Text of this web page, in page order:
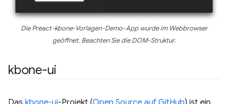
Die Preact-kbone-Vorlagen-Demo-App wurde im Webbrowser
geöffnet. Beachten Sie die DOM-Struktur.
kbone-ui